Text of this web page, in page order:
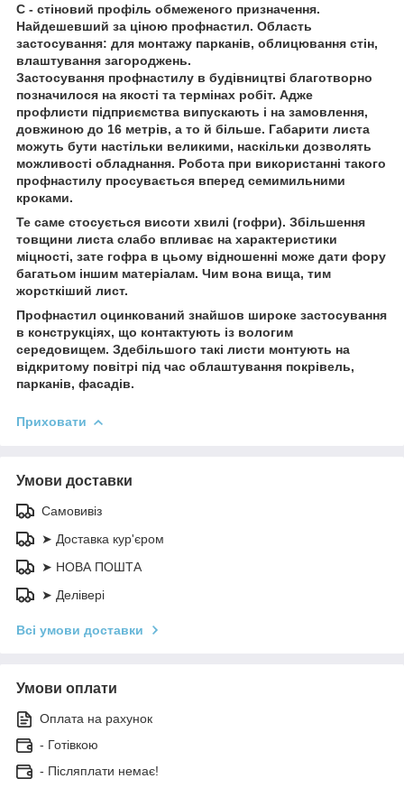
С - стіновий профіль обмеженого призначення.
Найдешевший за ціною профнастил. Область
застосування: для монтажу парканів, облицювання стін,
влаштування загороджень.
Застосування профнастилу в будівництві благотворно
позначилося на якості та термінах робіт. Адже
профлисти підприємства випускають і на замовлення,
довжиною до 16 метрів, а то й більше. Габарити листа
можуть бути настільки великими, наскільки дозволять
можливості обладнання. Робота при використанні такого
профнастилу просувається вперед семимильними
кроками.
Те саме стосується висоти хвилі (гофри). Збільшення
товщини листа слабо впливає на характеристики
міцності, зате гофра в цьому відношенні може дати фору
багатьом іншим матеріалам. Чим вона вища, тим
жорсткіший лист.
Профнастил оцинкований знайшов широке застосування
в конструкціях, що контактують із вологим
середовищем. Здебільшого такі листи монтують на
відкритому повітрі під час облаштування покрівель,
парканів, фасадів.
Приховати
Умови доставки
Самовивіз
➤ Доставка кур'єром
➤ НОВА ПОШТА
➤ Делівері
Всі умови доставки
Умови оплати
Оплата на рахунок
- Готівкою
- Післяплати немає!